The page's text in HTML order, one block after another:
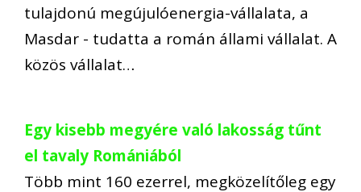
tulajdonú megújulóenergia-vállalata, a
Masdar - tudatta a román állami vállalat. A
közös vállalat…
Egy kisebb megyére való lakosság tűnt
el tavaly Romániából
Több mint 160 ezerrel, megközelítőleg egy